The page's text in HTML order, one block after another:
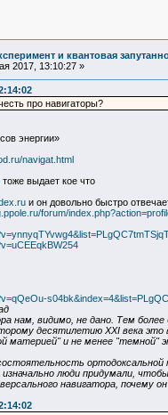
и квантовая
2017, 13:10:27 »
про навигаторы?
энергии»
navigat.html
тоже выдает кое что
и он довольно быстро
forum/
нам, видимо, не дано. Тем
десятилетию XXI века
материей" и не менее "темной"
люди придумали,
навигатора, почему